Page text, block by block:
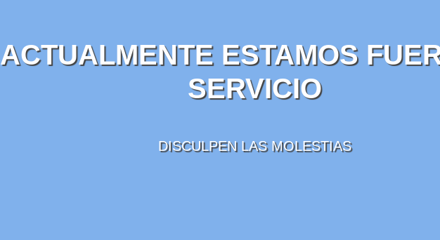
ACTUALMENTE ESTAMOS
SERVICIO
DISCULPEN LAS MOLESTIAS